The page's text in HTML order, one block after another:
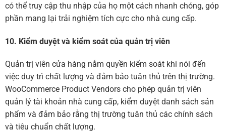
có thể truy cập thu nhập của họ một cách nhanh chóng, góp
phần mang lại trải nghiệm tích cực cho nhà cung cấp.
10. Kiểm duyệt và kiểm soát của quản trị viên
Quản trị viên cửa hàng nắm quyền kiểm soát khi nói đến
việc duy trì chất lượng và đảm bảo tuân thủ trên thị trường.
WooCommerce Product Vendors cho phép quản trị viên
quản lý tài khoản nhà cung cấp, kiểm duyệt danh sách sản
phẩm và đảm bảo rằng thị trường tuân thủ các chính sách
và tiêu chuẩn chất lượng.